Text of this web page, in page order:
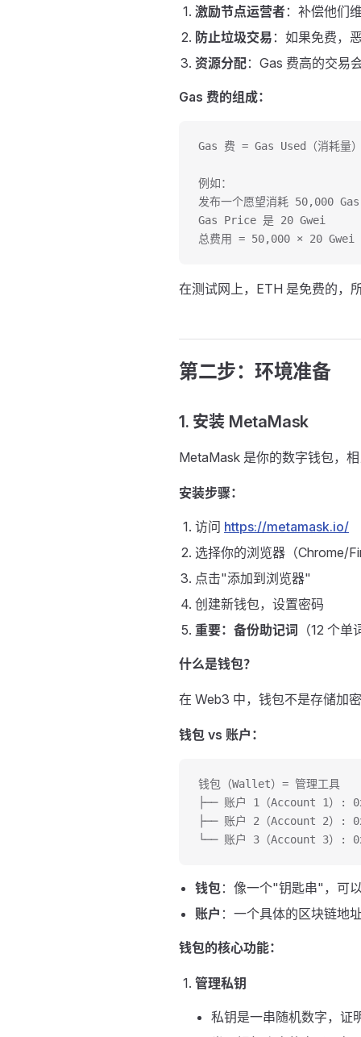
激励节点运营者：补偿他们
防止垃圾交易 ：如果免费，
资源分配：Gas 费高的交易
Gas 费的组成：
Gas 费 = Gas Used（消耗量
例如：
发布一个愿望消耗 50,000 Gas
Gas Price 是 20 Gwei
总费用 = 50,000 × 20 Gwei
在测试网上，ETH 是免费的，
第二步：环境准备
1. 安装 MetaMask
MetaMask 是你的数字钱包，
安装步骤：
访问 https://metamask.io/
选择你的浏览器（Chrome/
点击"添加到浏览器"
创建新钱包，设置密码
重要：备份助记词
（12 个
什么是钱包？
在 Web3 中，钱包不是存储加
钱包 vs 账户：
钱包（Wallet）= 管理工具
├── 账户 1（Account 1）:
├── 账户 2（Account 2）:
└── 账户 3（Account 3）:
钱包：像一个"钥匙串"，可
账户 ：一个具体的区块链地
钱包的核心功能：
管理私钥
私钥是一串随机数字，证